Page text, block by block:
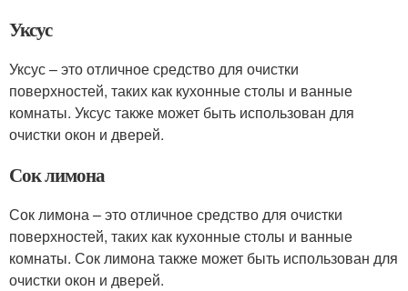
Уксус
Уксус – это отличное средство для очистки
поверхностей, таких как кухонные столы и ванные
комнаты. Уксус также может быть использован для
очистки окон и дверей.
Сок лимона
Сок лимона – это отличное средство для очистки
поверхностей, таких как кухонные столы и ванные
комнаты. Сок лимона также может быть использован для
очистки окон и дверей.